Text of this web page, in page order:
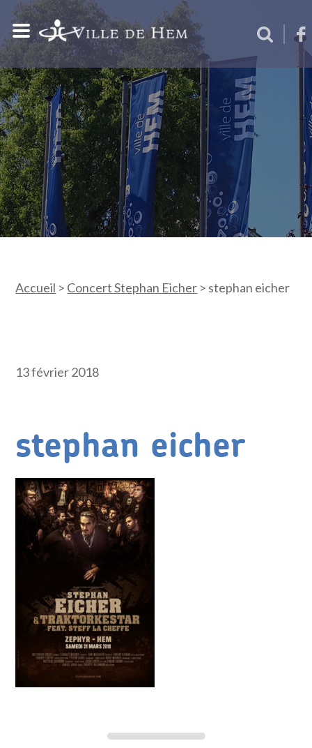
Accueil > Concert Stephan Eicher > stephan eicher
13 février 2018
stephan eicher